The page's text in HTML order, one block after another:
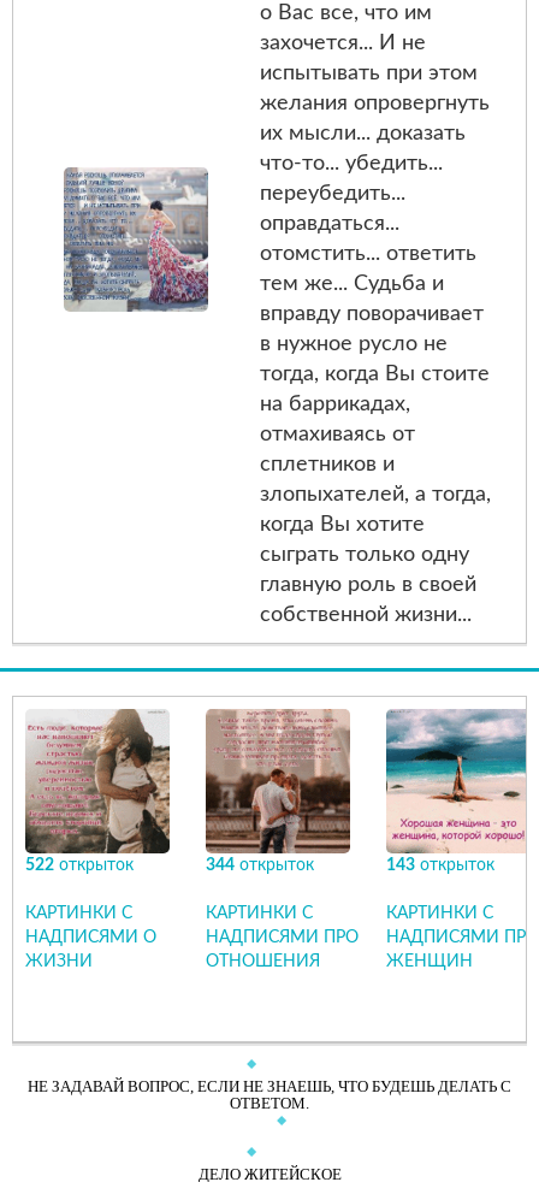
о Вас все, что им
захочется... И не
испытывать при этом
желания опровергнуть
их мысли... доказать
что-то... убедить...
переубедить...
оправдаться...
отомстить... ответить
тем же... Судьба и
вправду поворачивает
в нужное русло не
тогда, когда Вы стоите
на баррикадах,
отмахиваясь от
сплетников и
злопыхателей, а тогда,
когда Вы хотите
сыграть только одну
главную роль в своей
собственной жизни...
522 открыток
КАРТИНКИ С
НАДПИСЯМИ О
ЖИЗНИ
344 открыток
КАРТИНКИ С
НАДПИСЯМИ ПРО
ОТНОШЕНИЯ
143 открыток
КАРТИНКИ С
НАДПИСЯМИ ПРО
ЖЕНЩИН
НЕ ЗАДАВАЙ ВОПРОС, ЕСЛИ НЕ ЗНАЕШЬ, ЧТО БУДЕШЬ ДЕЛАТЬ С
ОТВЕТОМ.
ДЕЛО ЖИТЕЙСКОЕ